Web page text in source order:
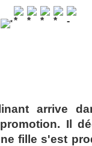
arrive
Il
fille s'est